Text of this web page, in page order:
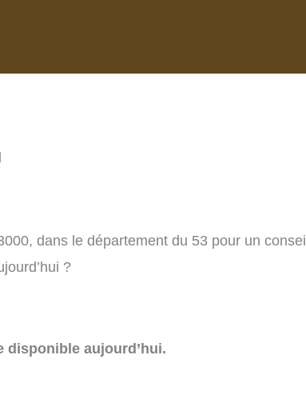
dans le département du 53 pour un conseil
?
disponible aujourd’hui.